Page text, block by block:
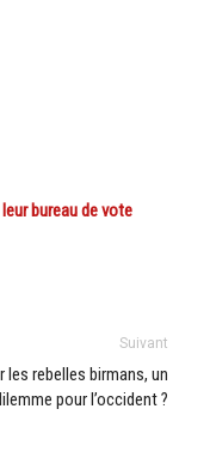
bureau de vote
Suivant
les rebelles birmans, un
pour l’occident ?